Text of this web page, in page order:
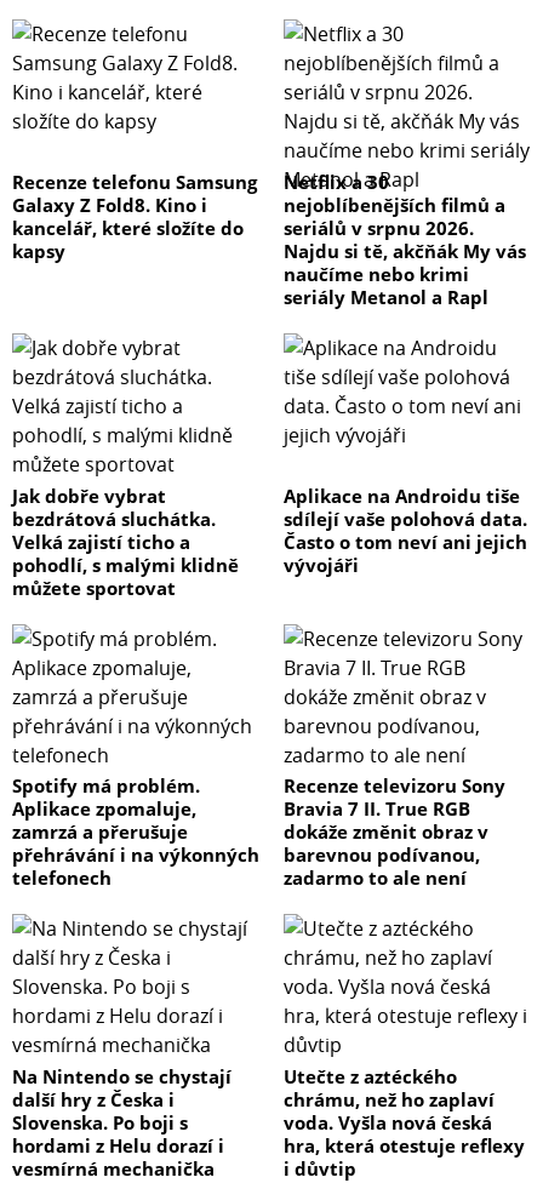
Recenze telefonu Samsung
Galaxy Z Fold8. Kino i
kancelář, které složíte do
kapsy
Netflix a 30
nejoblíbenějších filmů a
seriálů v srpnu 2026.
Najdu si tě, akčňák My vás
naučíme nebo krimi
seriály Metanol a Rapl
Jak dobře vybrat
bezdrátová sluchátka.
Velká zajistí ticho a
pohodlí, s malými klidně
můžete sportovat
Aplikace na Androidu tiše
sdílejí vaše polohová data.
Často o tom neví ani jejich
vývojáři
Spotify má problém.
Aplikace zpomaluje,
zamrzá a přerušuje
přehrávání i na výkonných
telefonech
Recenze televizoru Sony
Bravia 7 II. True RGB
dokáže změnit obraz v
barevnou podívanou,
zadarmo to ale není
Na Nintendo se chystají
další hry z Česka i
Slovenska. Po boji s
hordami z Helu dorazí i
vesmírná mechanička
Utečte z aztéckého
chrámu, než ho zaplaví
voda. Vyšla nová česká
hra, která otestuje reflexy
i důvtip